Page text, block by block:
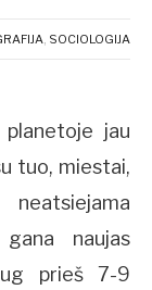
SOCIOLOGIJA
jau
tuo, miestai,
naujas
prieš 7-9